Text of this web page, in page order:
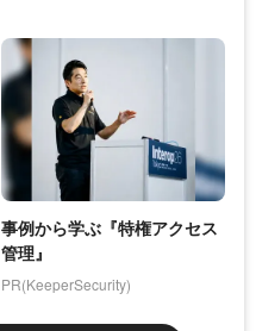
事例から学ぶ『特権アクセス
管理』
PR(KeeperSecurity)